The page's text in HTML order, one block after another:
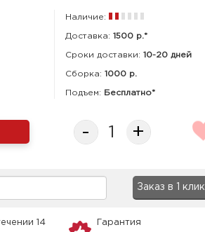
Наличие:
Доставка: 1500 р.*
Сроки доставки: 10-20 дней
Сборка:1000 р.
Подъем: Бесплатно*
- +
Заказ в 1 клик
14
Гарантия